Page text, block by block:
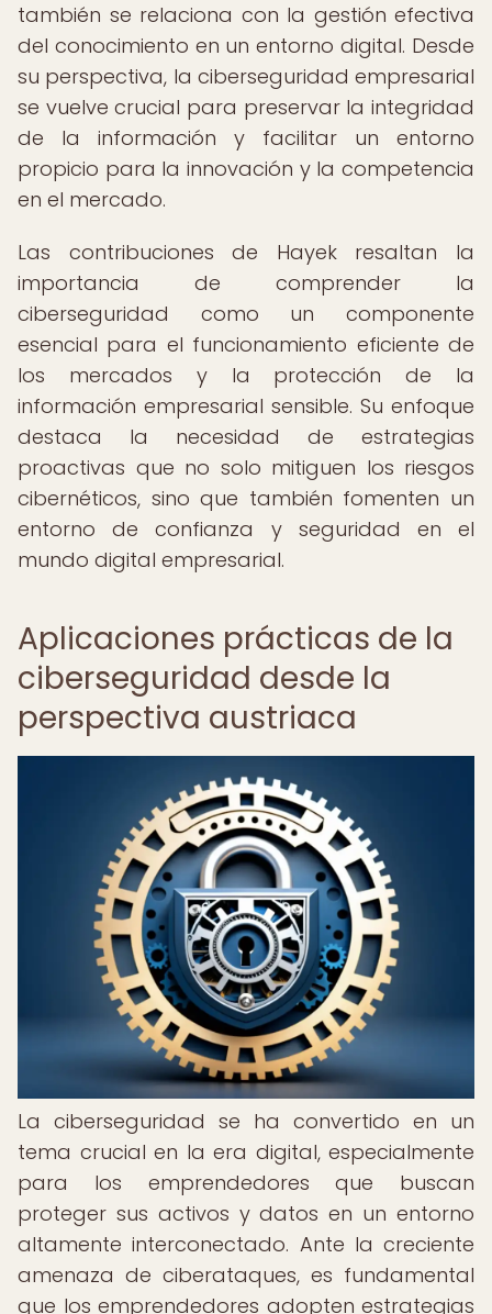
también se relaciona con la gestión efectiva
del conocimiento en un entorno digital. Desde
su perspectiva, la ciberseguridad empresarial
se vuelve crucial para preservar la integridad
de la información y facilitar un entorno
propicio para la innovación y la competencia
en el mercado.
Las contribuciones de Hayek resaltan la
importancia de comprender la
ciberseguridad como un componente
esencial para el funcionamiento eficiente de
los mercados y la protección de la
información empresarial sensible. Su enfoque
destaca la necesidad de estrategias
proactivas que no solo mitiguen los riesgos
cibernéticos, sino que también fomenten un
entorno de confianza y seguridad en el
mundo digital empresarial.
Aplicaciones prácticas de la
ciberseguridad desde la
perspectiva austriaca
La ciberseguridad se ha convertido en un
tema crucial en la era digital, especialmente
para los emprendedores que buscan
proteger sus activos y datos en un entorno
altamente interconectado. Ante la creciente
amenaza de ciberataques, es fundamental
que los emprendedores adopten estrategias